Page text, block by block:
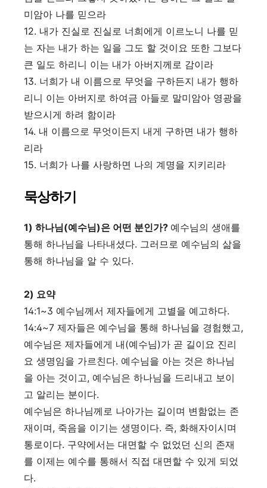
미암아 나를 믿으라
12. 내가 진실로 진실로 너희에게 이르노니 나를 믿
는 자는 내가 하는 일을 그도 할 것이요 또한 그보다
큰 일도 하리니 이는 내가 아버지께로 감이라
13. 너희가 내 이름으로 무엇을 구하든지 내가 행하
리니 이는 아버지로 하여금 아들로 말미암아 영광을
받으시게 하려 함이라
14. 내 이름으로 무엇이든지 내게 구하면 내가 행하
리라
15. 너희가 나를 사랑하면 나의 계명을 지키리라
묵상하기
1) 하나님(예수님)은 어떤 분인가? 예수님의 생애를
통해 하나님을 나타내셨다. 그러므로 예수님의 삶을
통해 하나님을 알 수 있다.
2) 요약
14:1~3 예수님께서 제자들에게 고별을 예고하다.
14:4~7 제자들은 예수님을 통해 하나님을 경험했고,
예수님은 제자들에게 내(예수님)가 곧 길이요 진리
요 생명임을 가르친다. 예수님을 아는 것은 하나님
을 아는 것이고, 예수님은 하나님을 드리내고 보이
고 알리는 분이다.
예수님은 하나님께로 나아가는 길이며 변함없는 존
재이며, 죽음을 이기는 생명이다. 즉, 화해자이시며
통로이다. 구약에서는 대면할 수 없었던 신의 존재
를 이제는 예수를 통해서 직접 대면할 수 있게 되었
다.